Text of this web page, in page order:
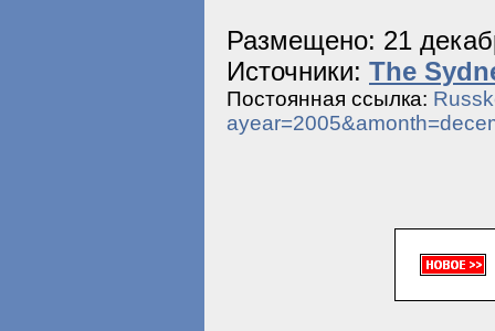
Размещено: 21
Источники: The
Постоянная ссылка: